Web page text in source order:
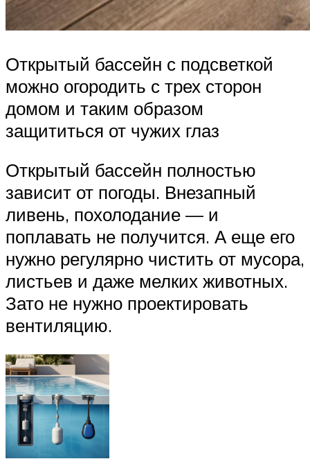
Открытый бассейн с подсветкой
можно огородить с трех сторон
домом и таким образом
защититься от чужих глаз
Открытый бассейн полностью
зависит от погоды. Внезапный
ливень, похолодание — и
поплавать не получится. А еще его
нужно регулярно чистить от мусора,
листьев и даже мелких животных.
Зато не нужно проектировать
вентиляцию.